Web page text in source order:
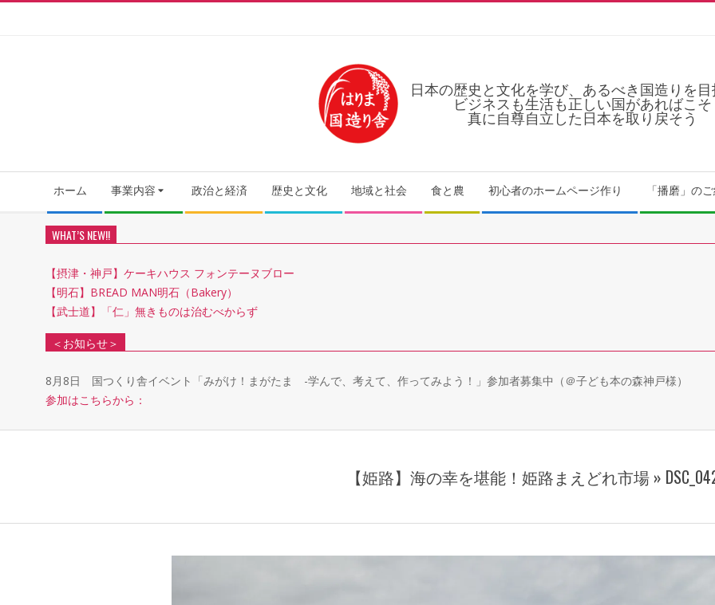
日本の歴史と文化を学び、あるべき国造りを
ビジネスも生活も正しい国があればこそ
真に自尊自立した日本を取り戻そう
Navigation
Menu
ホーム 事業内容 政治と経済 歴史と文化 地域と社会 食と農 初心者のホームページ作り 「播磨」の
WHAT’S NEW!!
【摂津・神戸】ケーキハウス フォンテーヌブロー
【明石】BREAD MAN明石（Bakery）
【武士道】「仁」無きものは治むべからず
＜お知らせ＞
8月8日 国つくり舎イベント「みがけ！まがたま -学んで、考えて、作ってみよう！」参加者募集中（＠子ども本の森神戸様）
参加はこちらから：
【姫路】海の幸を堪能！姫路まえどれ市場 »